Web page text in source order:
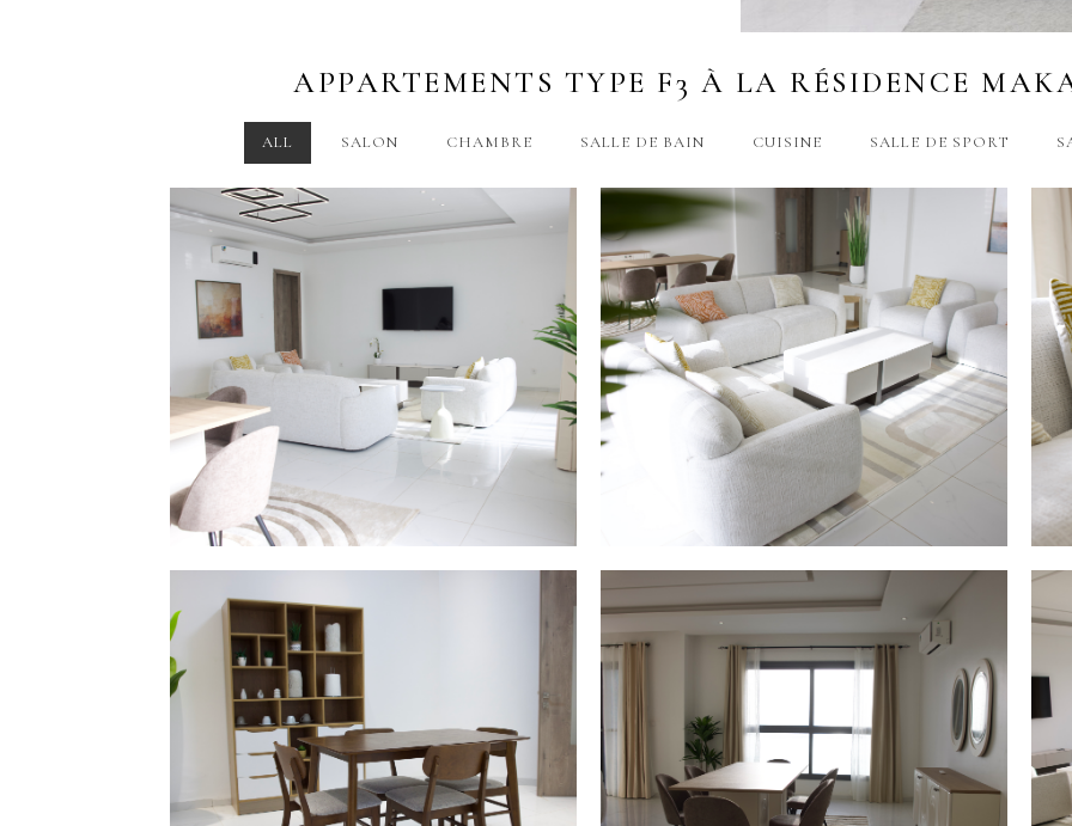
APPARTEMENTS TYPE F3 À LA RÉSIDENCE
ALL SALON CHAMBRE SALLE DE BAIN CUISINE SALLE DE SPORT